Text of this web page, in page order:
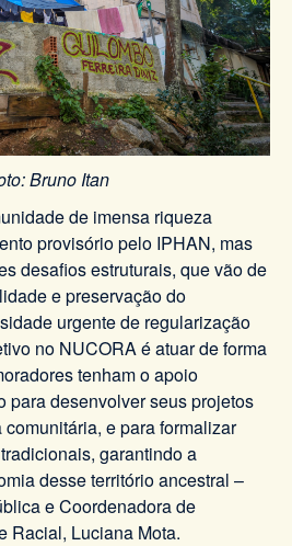
Bruno Itan
de imensa riqueza
provisório pelo IPHAN, mas
desafios estruturais, que vão de
e preservação do
urgente de regularização
no NUCORA é atuar de forma
tenham o apoio
para desenvolver seus projetos
e para formalizar
garantindo a
desse território ancestral –
e Coordenadora de
Racial, Luciana Mota.